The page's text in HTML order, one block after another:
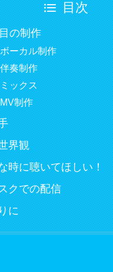
目次
の制作
ボーカル制作
伴奏制作
ミックス
MV制作
界観
時に聴いてほしい！
クでの配信
に